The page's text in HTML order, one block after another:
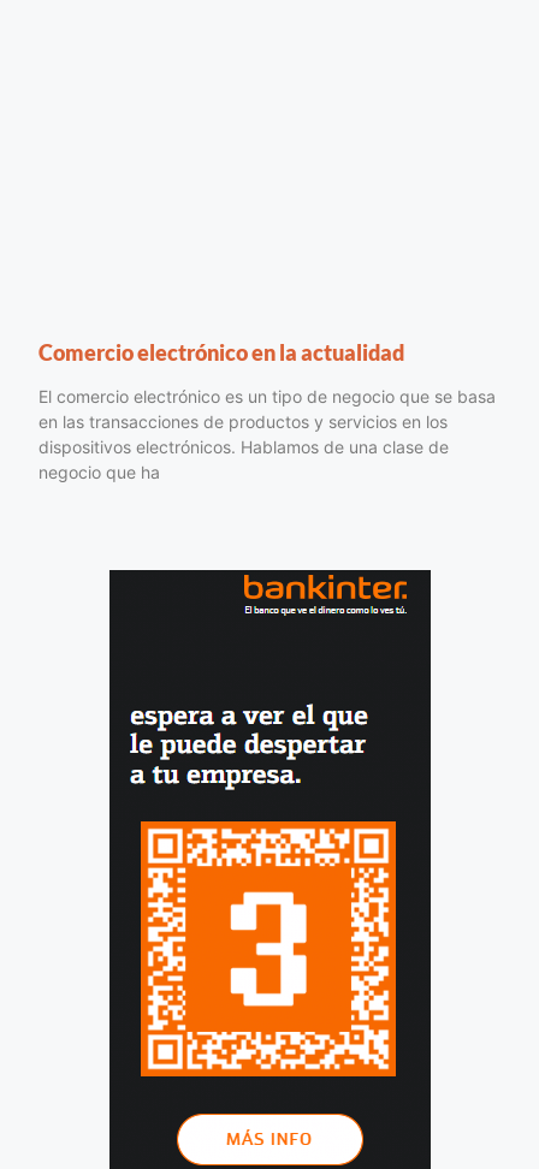
Comercio electrónico en la actualidad
El comercio electrónico es un tipo de negocio que se basa
en las transacciones de productos y servicios en los
dispositivos electrónicos. Hablamos de una clase de
negocio que ha